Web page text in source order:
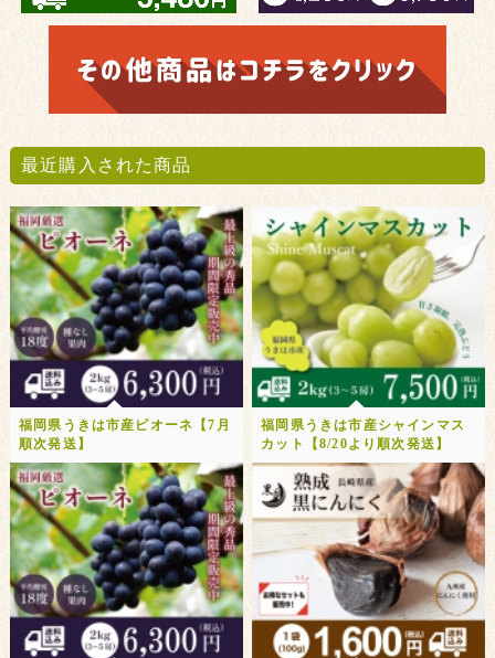
最近購入された商品
福岡県うきは市産ピオーネ【7月
順次発送】
福岡県うきは市産シャインマス
カット【8/20より順次発送】